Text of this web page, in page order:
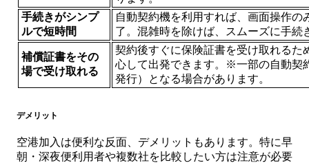
手続きがシンプ
ルで短時間
自動契約機を利用すれば、画面操作の
了。混雑時を除けば、スムーズに手続
補償証書をその
場で受け取れる
契約後すぐに保険証書を受け取れるた
心して出発できます。※一部の自動契
発行）となる場合があります。
デメリット
空港加入は便利な反面、デメリットもあります。特に早
朝・深夜便利用者や複数社を比較したい方は注意が必要